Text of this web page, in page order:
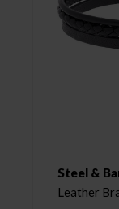
Steel &
Leather